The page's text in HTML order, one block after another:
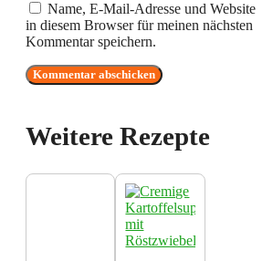
Name, E-Mail-Adresse und Website
in diesem Browser für meinen nächsten
Kommentar speichern.
Weitere Rezepte